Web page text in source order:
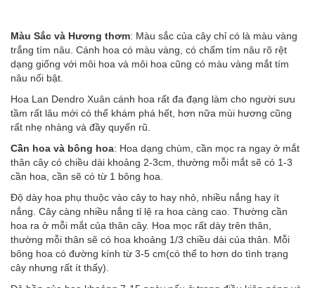
Màu Sắc và Hương thơm: Màu sắc của cây chỉ có là màu vàng
trắng tím nâu. Cánh hoa có màu vàng, có chấm tím nâu rõ rệt
dạng giống với môi hoa và môi hoa cũng có màu vàng mắt tím
nâu nổi bật.
Hoa Lan Dendro Xuân cánh hoa rất đa đạng làm cho người sưu
tầm rất lâu mới có thể khám phá hết, hơn nữa mùi hương cũng
rất nhẹ nhàng và đầy quyến rũ.
Cần hoa và bông hoa: Hoa dạng chùm, cần mọc ra ngay ở mắt
thân cây có chiều dài khoảng 2-3cm, thường mỗi mắt sẽ có 1-3
cần hoa, cần sẽ có từ 1 bông hoa.
Độ dày hoa phụ thuộc vào cây to hay nhỏ, nhiều nắng hay ít
nắng. Cây càng nhiều nắng tỉ lệ ra hoa càng cao. Thường cần
hoa ra ở mỗi mắt của thân cây. Hoa mọc rất dày trên thân,
thường mỗi thân sẽ có hoa khoảng 1/3 chiều dài của thân. Mỗi
bông hoa có đường kính từ 3-5 cm(có thể to hơn do tình trạng
cây nhưng rất ít thấy).